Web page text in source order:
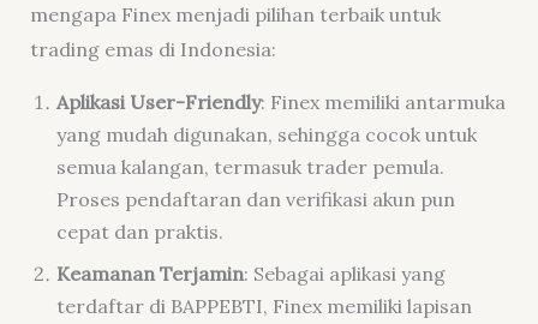
mengapa Finex menjadi pilihan terbaik untuk
trading emas di Indonesia:
Aplikasi User-Friendly: Finex memiliki antarmuka
yang mudah digunakan, sehingga cocok untuk
semua kalangan, termasuk trader pemula.
Proses pendaftaran dan verifikasi akun pun
cepat dan praktis.
Keamanan Terjamin: Sebagai aplikasi yang
terdaftar di BAPPEBTI, Finex memiliki lapisan